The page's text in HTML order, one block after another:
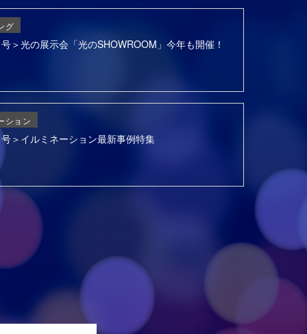
グ
＞光の展示会「光のSHOWROOM」今年も開催！
ション
＞イルミネーション最新事例特集